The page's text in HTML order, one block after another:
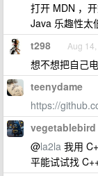
打开 MDN ，
Java 乐趣性太
t298 Aug
想不想把自己
teenydame
https://
vegetablebird
@la2la 我用
平能试试找